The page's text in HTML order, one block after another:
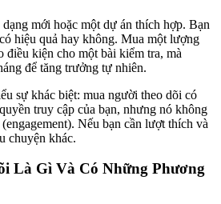
mới hoặc một dự án thích hợp. Bạn
hiệu quả hay không. Mua một lượng
điều kiện cho một bài kiểm tra, mà
để tăng trưởng tự nhiên.
sự khác biệt: mua người theo dõi có
truy cập của bạn, nhưng nó không
Nếu bạn cần lượt thích và
chuyện khác.
Là Gì Và Có Những Phương